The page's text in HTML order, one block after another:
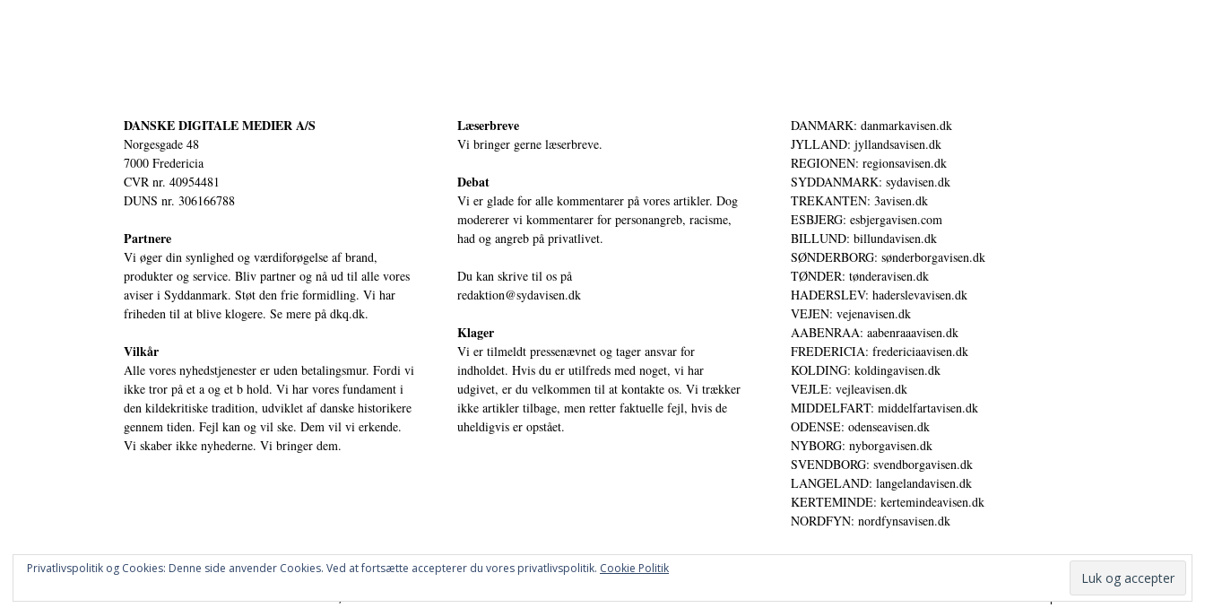
DANSKE DIGITALE MEDIER A/S
Norgesgade 48
7000 Fredericia
CVR nr. 40954481
DUNS nr. 306166788
Partnere
Vi øger din synlighed og værdiforøgelse af brand,
produkter og service. Bliv partner og nå ud til alle vores
aviser i Syddanmark. Støt den frie formidling. Vi har
friheden til at blive klogere. Se mere på dkq.dk.
Vilkår
Alle vores nyhedstjenester er uden betalingsmur. Fordi vi
ikke tror på et a og et b hold. Vi har vores fundament i
den kildekritiske tradition, udviklet af danske historikere
gennem tiden. Fejl kan og vil ske. Dem vil vi erkende.
Vi skaber ikke nyhederne. Vi bringer dem.
Læserbreve
Vi bringer gerne læserbreve.
Debat
Vi er glade for alle kommentarer på vores artikler. Dog
modererer vi kommentarer for personangreb, racisme,
had og angreb på privatlivet.
Du kan skrive til os på
redaktion@sydavisen.dk
Klager
Vi er tilmeldt pressenævnet og tager ansvar for
indholdet. Hvis du er utilfreds med noget, vi har
udgivet, er du velkommen til at kontakte os. Vi trækker
ikke artikler tilbage, men retter faktuelle fejl, hvis de
uheldigvis er opstået.
DANMARK: danmarkavisen.dk
JYLLAND: jyllandsavisen.dk
REGIONEN: regionsavisen.dk
SYDDANMARK: sydavisen.dk
TREKANTEN: 3avisen.dk
ESBJERG: esbjergavisen.com
BILLUND: billundavisen.dk
SØNDERBORG: sønderborgavisen.dk
TØNDER: tønderavisen.dk
HADERSLEV: haderslevavisen.dk
VEJEN: vejenavisen.dk
AABENRAA: aabenraaavisen.dk
FREDERICIA: fredericiaavisen.dk
KOLDING: koldingavisen.dk
VEJLE: vejleavisen.dk
MIDDELFART: middelfartavisen.dk
ODENSE: odenseavisen.dk
NYBORG: nyborgavisen.dk
SVENDBORG: svendborgavisen.dk
LANGELAND: langelandavisen.dk
KERTEMINDE: kertemindeavisen.dk
NORDFYN: nordfynsavisen.dk
Annoncer Datapolitik
© DANSKE DIGITALE MEDIER A/S - NYHEDER, ANALYSER OG PERSPEKTIVER
Privatlivspolitik og Cookies: Denne side anvender Cookies. Ved at fortsætte accepterer du vores privatlivspolitik. Cookie Politik